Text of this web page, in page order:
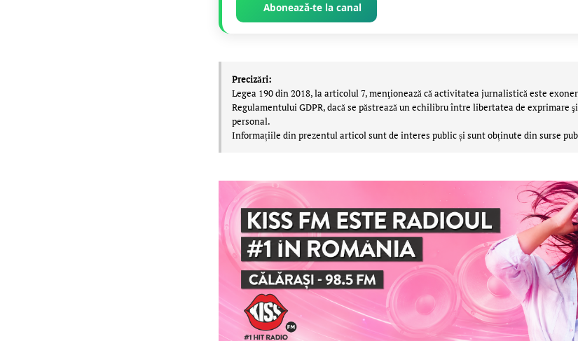
Abonează-te la canal
Precizări:
Legea 190 din 2018, la articolul 7, menţionează că activitatea jurnalistică este
Regulamentului GDPR, dacă se păstrează un echilibru între libertatea de exprimare
personal.
Informațiile din prezentul articol sunt de interes public și sunt obținute din surse